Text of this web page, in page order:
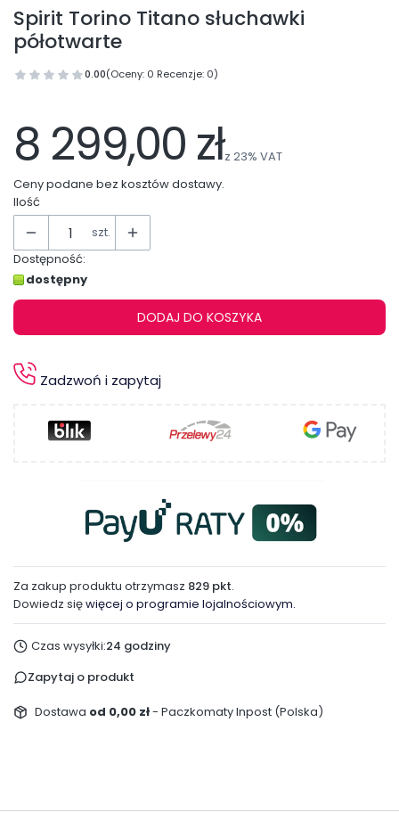
Spirit Torino Titano słuchawki
półotwarte
0.00(Oceny: 0 Recenzje: 0)
Przejdź do sekcji Opinie
8 299,00 złz 23% VAT
Ceny podane bez kosztów dostawy.
Ilość
szt.
Dostępność:
dostępny
DODAJ DO KOSZYKA
Zadzwoń i zapytaj
Za zakup produktu otrzymasz 829 pkt.
Dowiedz sięwięcej o programie lojalnościowym.
Czas wysyłki:24 godziny
Zapytaj o produkt
Dostawa od 0,00 zł- Paczkomaty Inpost (Polska)